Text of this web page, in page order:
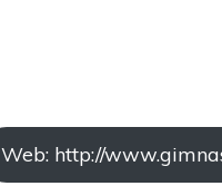
Web: http://